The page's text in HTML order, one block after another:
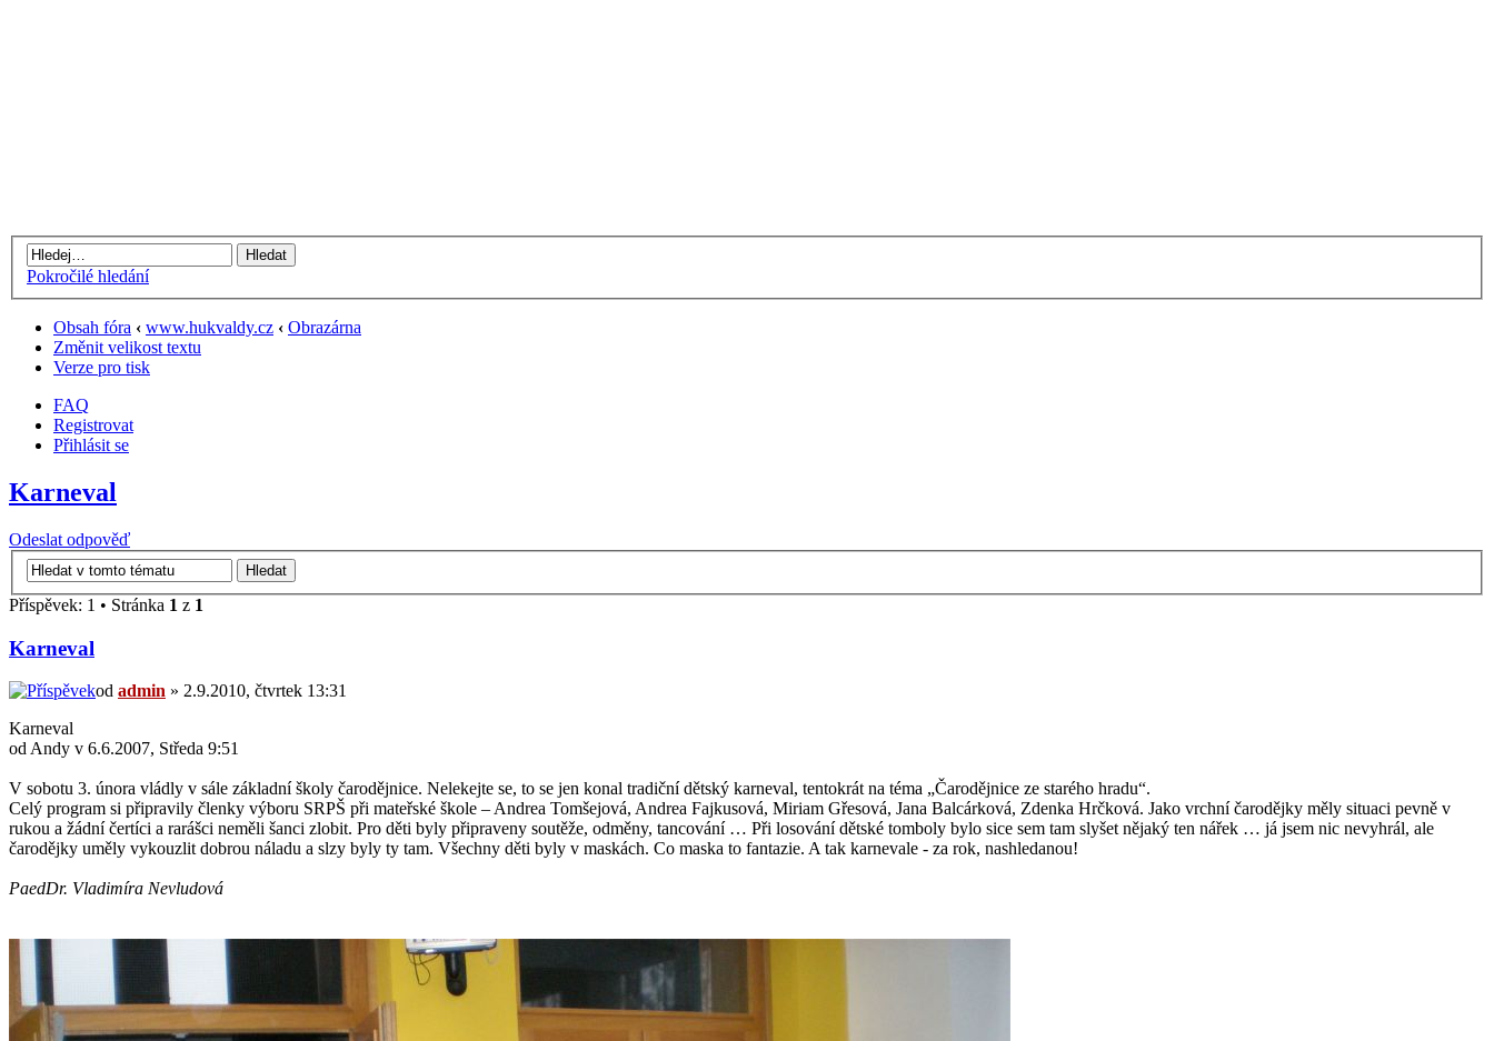
Pokročilé hledání
Obsah fóra ‹ www.hukvaldy.cz ‹ Obrazárna
Změnit velikost textu
Verze pro tisk
FAQ
Registrovat
Přihlásit se
Karneval
Odeslat odpověď
Příspěvek: 1 • Stránka 1 z 1
Karneval
od admin » 2.9.2010, čtvrtek 13:31
Karneval
od Andy v 6.6.2007, Středa 9:51
V sobotu 3. února vládly v sále základní školy čarodějnice. Nelekejte se, to se jen konal tradiční dětský karneval, tentokrát na téma „Čarodějnice ze starého hradu“.
Celý program si připravily členky výboru SRPŠ při mateřské škole – Andrea Tomšejová, Andrea Fajkusová, Miriam Gřesová, Jana Balcárková, Zdenka Hrčková. Jako vrchní čarodějky měly situaci pevně v
rukou a žádní čertíci a rarášci neměli šanci zlobit. Pro děti byly připraveny soutěže, odměny, tancování … Při losování dětské tomboly bylo sice sem tam slyšet nějaký ten nářek … já jsem nic nevyhrál, ale
čarodějky uměly vykouzlit dobrou náladu a slzy byly ty tam. Všechny děti byly v maskách. Co maska to fantazie. A tak karnevale - za rok, nashledanou!
PaedDr. Vladimíra Nevludová